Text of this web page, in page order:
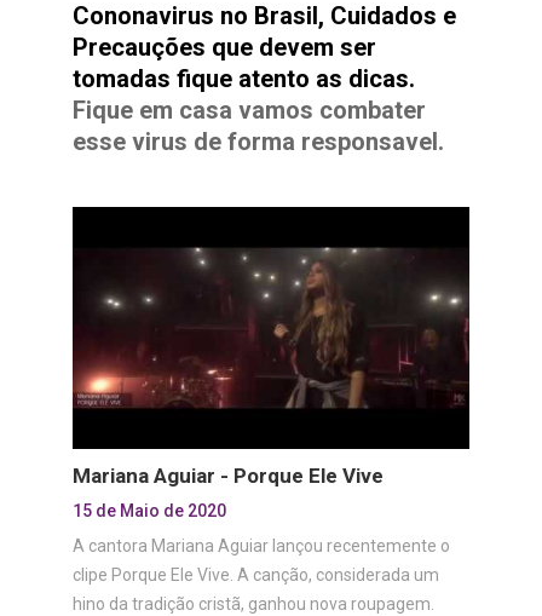
Cononavirus no Brasil, Cuidados e
Precauções que devem ser
tomadas fique atento as dicas.
Fique em casa vamos combater
esse virus de forma responsavel.
Mariana Aguiar - Porque Ele Vive
15 de Maio de 2020
A cantora Mariana Aguiar lançou recentemente o
clipe Porque Ele Vive. A canção, considerada um
hino da tradição cristã, ganhou nova roupagem.